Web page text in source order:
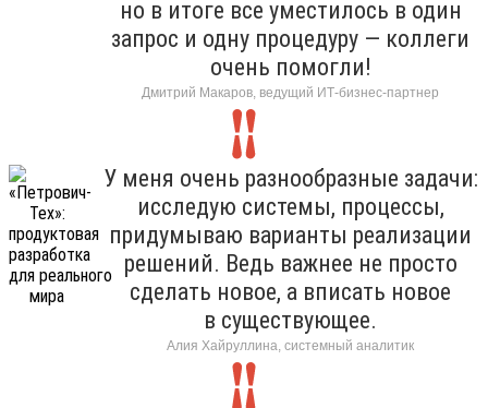
но в итоге все уместилось в один
запрос и одну процедуру — коллеги
очень помогли!
Дмитрий Макаров, ведущий ИТ-бизнес-партнер
У меня очень разнообразные задачи:
исследую системы, процессы,
придумываю варианты реализации
решений. Ведь важнее не просто
сделать новое, а вписать новое
в существующее.
Алия Хайруллина, системный аналитик